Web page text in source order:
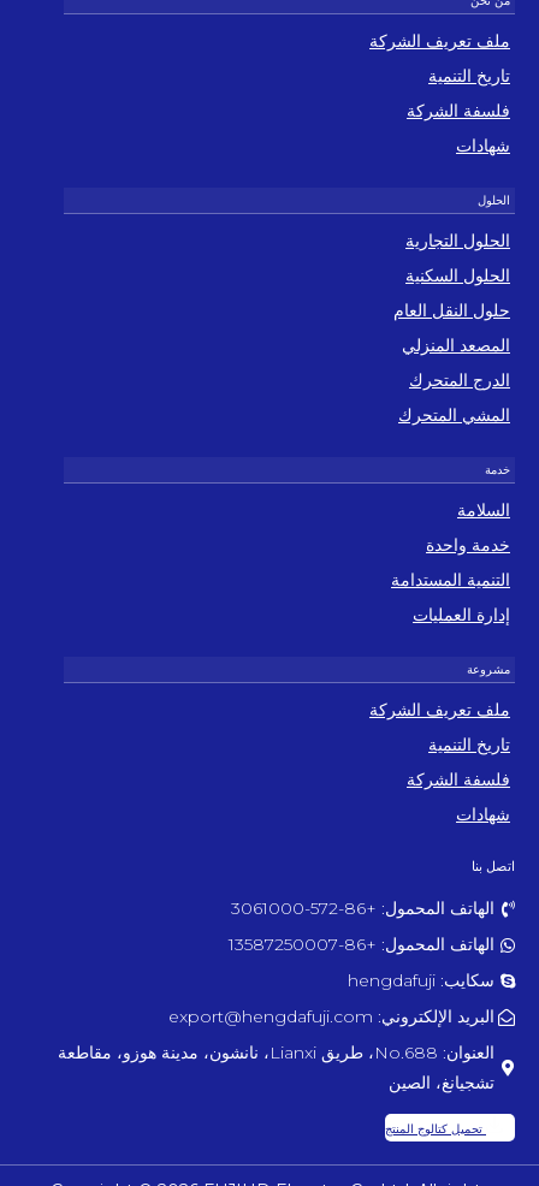
ملف تعريف الشركة
تاريخ التنمية
فلسفة الشركة
شهادات
الحلول التجارية
الحلول السكنية
حلول النقل العام
المصعد المنزلي
الدرج المتحرك
المشي المتحرك
السلامة
خدمة واحدة
التنمية المستدامة
إدارة العمليات
ملف تعريف الشركة
تاريخ التنمية
فلسفة الشركة
شهادات
اتصل بنا
الهاتف المحمول: +86-572-3061000
الهاتف المحمول: +86-13587250007
سكايب: hengdafuji
البريد الإلكتروني: export@hengdafuji.com
العنوان: No.688، طريق Lianxi، نانشون، مدينة هوزو، مقاطعة
تشجيانغ، الصين
تحميل كتالوج المنتج